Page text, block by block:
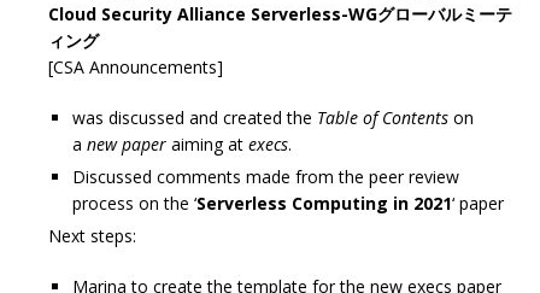
Cloud Security Alliance Serverless-WGグローバルミーテ
ィング
[CSA Announcements]
was discussed and created the Table of Contents on
a new paper aiming at execs.
Discussed comments made from the peer review
process on the ‘Serverless Computing in 2021‘ paper
Next steps:
Marina to create the template for the new execs paper